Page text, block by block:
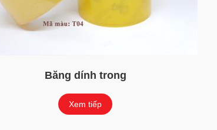
Băng dính trong
Xem tiếp